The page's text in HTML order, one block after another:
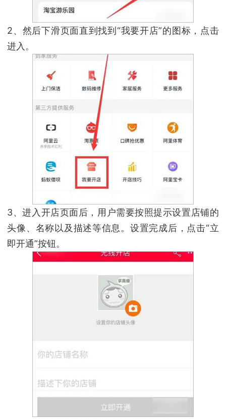
2、然后下滑页面直到找到“我要开店”的图标，点击
进入。
3、进入开店页面后，用户需要按照提示设置店铺的
头像、名称以及描述等信息。设置完成后，点击“立
即开通”按钮。